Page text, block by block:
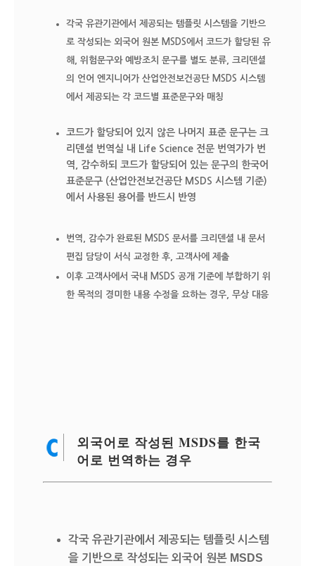
각국 유관기관에서 제공되는 템플릿 시스템을 기반으
로 작성되는 외국어 원본 MSDS에서 코드가 할당된 유
해, 위험문구와 예방조치 문구를 별도 분류, 크리덴셜
의 언어 엔지니어가 산업안전보건공단 MSDS 시스템
에서 제공되는 각 코드별 표준문구와 매칭
코드가 할당되어 있지 않은 나머지 표준 문구는 크
리덴셜 번역실 내 Life Science 전문 번역가가 번
역, 감수하되 코드가 할당되어 있는 문구의 한국어
표준문구 (산업안전보건공단 MSDS 시스템 기준)
에서 사용된 용어를 반드시 반영
번역, 감수가 완료된 MSDS 문서를 크리덴셜 내 문서
편집 담당이 서식 교정한 후, 고객사에 제출
이후 고객사에서 국내 MSDS 공개 기준에 부합하기 위
한 목적의 경미한 내용 수정을 요하는 경우, 무상 대응
외국어로 작성된 MSDS를 한국
어로 번역하는 경우
각국 유관기관에서 제공되는 템플릿 시스템
을 기반으로 작성되는 외국어 원본 MSDS